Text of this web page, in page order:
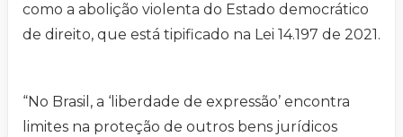
como a abolição violenta do Estado democrático
de direito, que está tipificado na Lei 14.197 de 2021.
“No Brasil, a ‘liberdade de expressão’ encontra
limites na proteção de outros bens jurídicos